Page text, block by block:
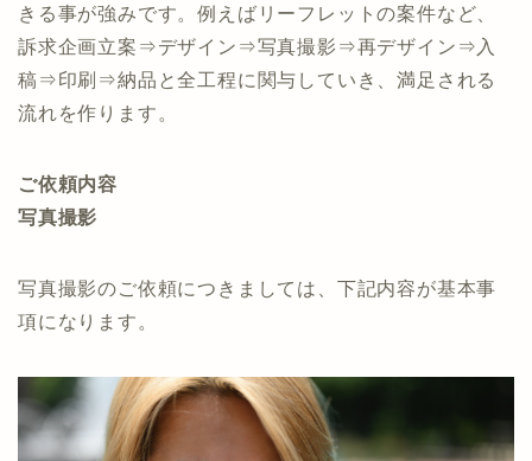
きる事が強みです。例えばリーフレットの案件など、
訴求企画立案⇒デザイン⇒写真撮影⇒再デザイン⇒入
稿⇒印刷⇒納品と全工程に関与していき、満足される
流れを作ります。
ご依頼内容
写真撮影
写真撮影のご依頼につきましては、下記内容が基本事
項になります。